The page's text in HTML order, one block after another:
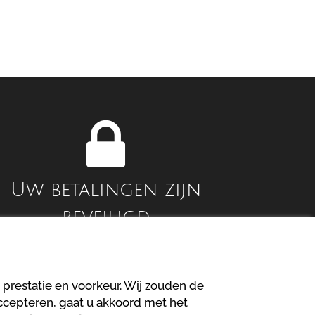
Uw betalingen zijn
beveiligd
en voorkeur. Wij zouden de
gaat u akkoord met het